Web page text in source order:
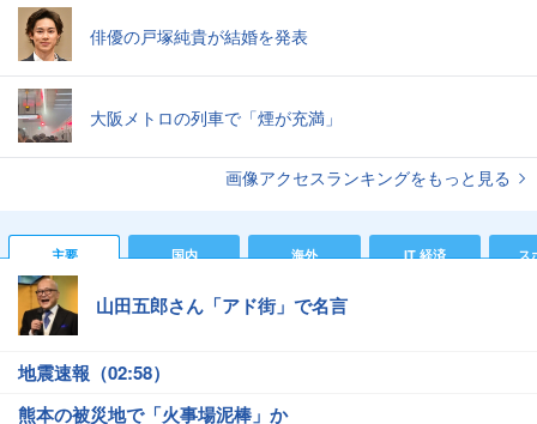
俳優の戸塚純貴が結婚を発表
大阪メトロの列車で「煙が充満」
画像アクセスランキングをもっと見る
主要 国内 海外 IT 経済 ス
山田五郎さん「アド街」で名言
地震速報（02:58）
熊本の被災地で「火事場泥棒」か